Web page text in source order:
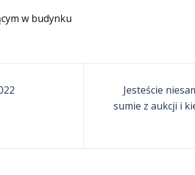
Jesteście
sumie z aukcji i